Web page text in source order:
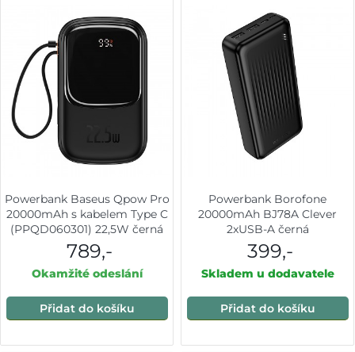
Powerbank Baseus Qpow Pro
20000mAh s kabelem Type C
(PPQD060301) 22,5W černá
789,-
Okamžité odeslání
Přidat do košíku
Powerbank Borofone
20000mAh BJ78A Clever
2xUSB-A černá
399,-
Skladem u dodavatele
Přidat do košíku